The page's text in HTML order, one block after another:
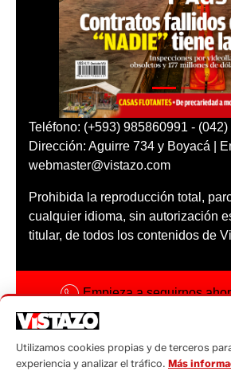
Teléfono: (+593) 985860991 - (042)
Dirección: Aguirre 734 y Boyacá |
webmaster@vistazo.com
Prohibida la reproducción total,
cualquier idioma, sin autorización
titular, de todos los contenidos de
Empieza a seguirnos
Código ética
Utilizamos cookies propias y de terceros
experiencia y analizar el tráfico. Más